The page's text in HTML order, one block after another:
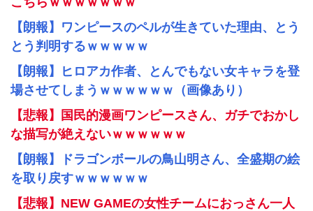
【朗報】ワンピースのペルが生きていた理由、とう
とう判明するｗｗｗｗｗ
【朗報】ヒロアカ作者、とんでもない女キャラを登
場させてしまうｗｗｗｗｗｗ（画像あり）
【悲報】国民的漫画ワンピースさん、ガチでおかし
な描写が絶えないｗｗｗｗｗｗ
【朗報】ドラゴンボールの鳥山明さん、全盛期の絵
を取り戻すｗｗｗｗｗｗ
【悲報】NEW GAMEの女性チームにおっさん一人